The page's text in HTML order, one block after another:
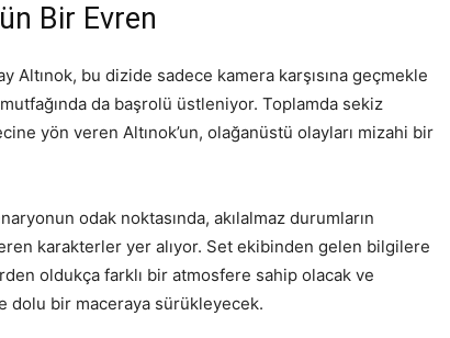
Bir Evren
Altınok, bu dizide sadece kamera karşısına geçmekle
mutfağında da başrolü üstleniyor. Toplamda sekiz
yön veren Altınok’un, olağanüstü olayları mizahi bir
odak noktasında, akılalmaz durumların
karakterler yer alıyor. Set ekibinden gelen bilgilere
oldukça farklı bir atmosfere sahip olacak ve
dolu bir maceraya sürükleyecek.